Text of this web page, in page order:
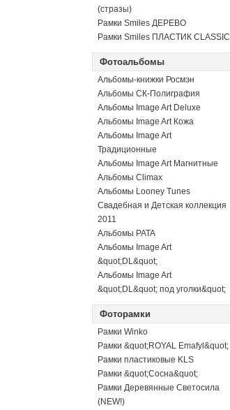
(стразы)
Рамки Smiles ДЕРЕВО
Рамки Smiles ПЛАСТИК CLASSIC
Фотоальбомы
Альбомы-книжки Росмэн
Альбомы СК-Полиграфия
Альбомы Image Art Deluxe
Альбомы Image Art Кожа
Альбомы Image Art
Традиционные
Альбомы Image Art Магнитные
Альбомы Climax
Альбомы Looney Tunes
Свадебная и Детская коллекция
2011
Альбомы PATA
Альбомы Image Art
&quot;DL&quot;
Альбомы Image Art
&quot;DL&quot; под уголки&quot;
Фоторамки
Рамки Winko
Рамки &quot;ROYAL Emafyl&quot;
Рамки пластиковые KLS
Рамки &quot;Сосна&quot;
Рамки Деревянные Светосила
(NEW!)